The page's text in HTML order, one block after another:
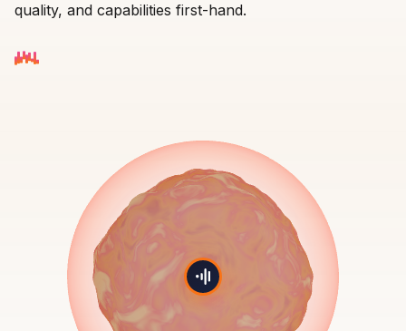
quality, and capabilities first-hand.